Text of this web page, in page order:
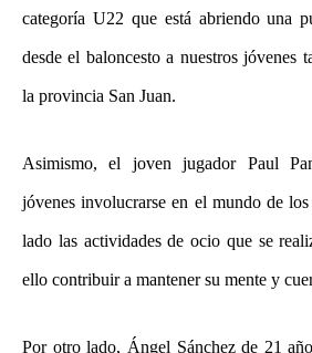
categoría U22 que está abriendo una
desde el baloncesto a nuestros jóvenes
la provincia San Juan.
Asimismo, el joven jugador Paul
jóvenes involucrarse en el mundo de
lado las actividades de ocio que se
ello contribuir a mantener su mente y
Por otro lado, Ángel Sánchez de 21